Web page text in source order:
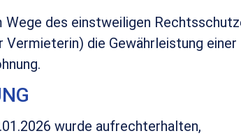
Wege des einstweiligen
die Gewährleistung einer
wurde aufrechterhalten,